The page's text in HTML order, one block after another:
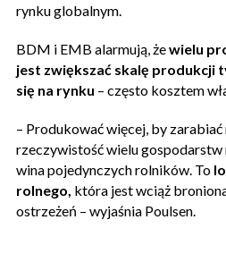
rynku globalnym.
BDM i EMB alarmują, żewielu
jest zwiększać skalę produkcji
się na rynku – często kosztem
– Produkować więcej, by
rzeczywistość wielu gospodarstw
wina pojedynczych rolników. To
rolnego, która jest wciąż
ostrzeżeń – wyjaśnia Poulsen.